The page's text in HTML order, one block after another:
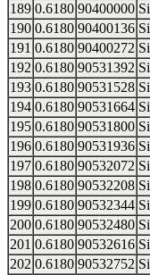
189 0.6180 90400000
190 0.6180 90400136
191 0.6180 90400272
192 0.6180 90531392
193 0.6180 90531528
194 0.6180 90531664
195 0.6180 90531800
196 0.6180 90531936
197 0.6180 90532072
198 0.6180 90532208
199 0.6180 90532344
200 0.6180 90532480
201 0.6180 90532616
202 0.6180 90532752